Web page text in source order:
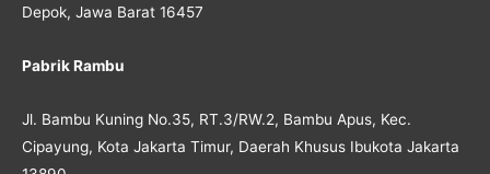
Depok, Jawa Barat 16457
Pabrik Rambu
Jl. Bambu Kuning No.35, RT.3/RW.2, Bambu Apus, Kec.
Cipayung, Kota Jakarta Timur, Daerah Khusus Ibukota Jakarta